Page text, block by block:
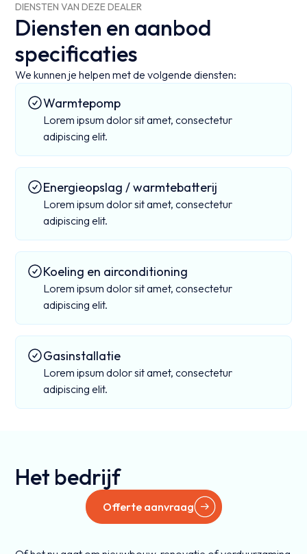
DIENSTEN VAN DEZE DEALER
Diensten en aanbod
specificaties
We kunnen je helpen met de volgende diensten:
Warmtepomp
Lorem ipsum dolor sit amet, consectetur
adipiscing elit.
Energieopslag / warmtebatterij
Lorem ipsum dolor sit amet, consectetur
adipiscing elit.
Koeling en airconditioning
Lorem ipsum dolor sit amet, consectetur
adipiscing elit.
Gasinstallatie
Lorem ipsum dolor sit amet, consectetur
adipiscing elit.
Het bedrijf
Offerte aanvraag